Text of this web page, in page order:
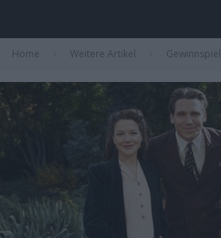
Home Weitere Artikel Gewinnspiel